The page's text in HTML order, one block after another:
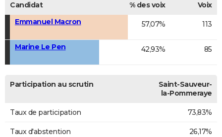
Candidat % des voix
Voix
Emmanuel Macron
57,07% 113
Marine Le Pen 42,93% 85
Participation au scrutin
Saint-Sauveur-
la-Pommeraye
Taux de participation 73,83%
Taux d'abstention 26,17%